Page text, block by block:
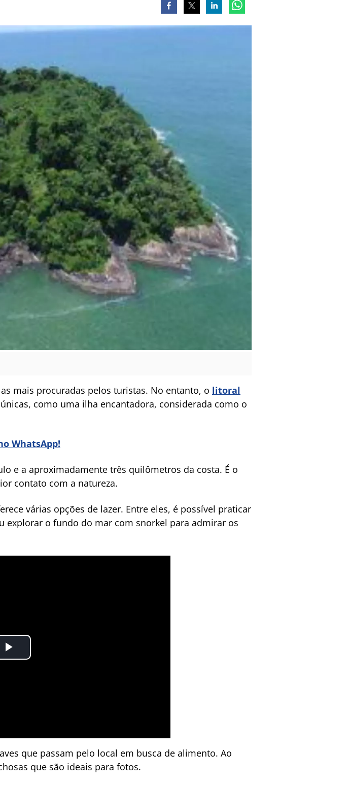
mais procuradas pelos turistas. No entanto, o litoral
como uma ilha encantadora, considerada como o
WhatsApp!
e a aproximadamente três quilômetros da costa. É o
contato com a natureza.
várias opções de lazer. Entre eles, é possível praticar
explorar o fundo do mar com snorkel para admirar os
que passam pelo local em busca de alimento. Ao
que são ideais para fotos.